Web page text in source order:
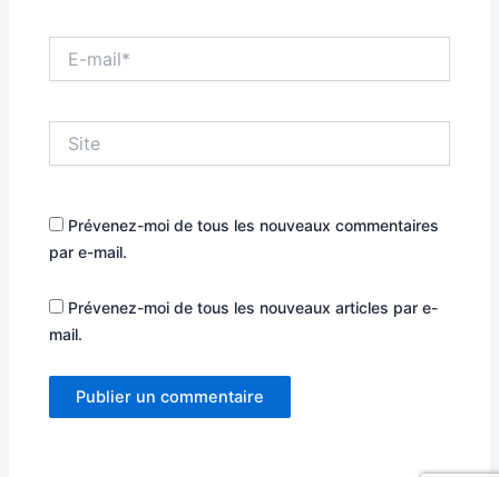
mail*
Prévenez-moi de tous les nouveaux commentaires
par e-mail.
Prévenez-moi de tous les nouveaux articles par e-
mail.